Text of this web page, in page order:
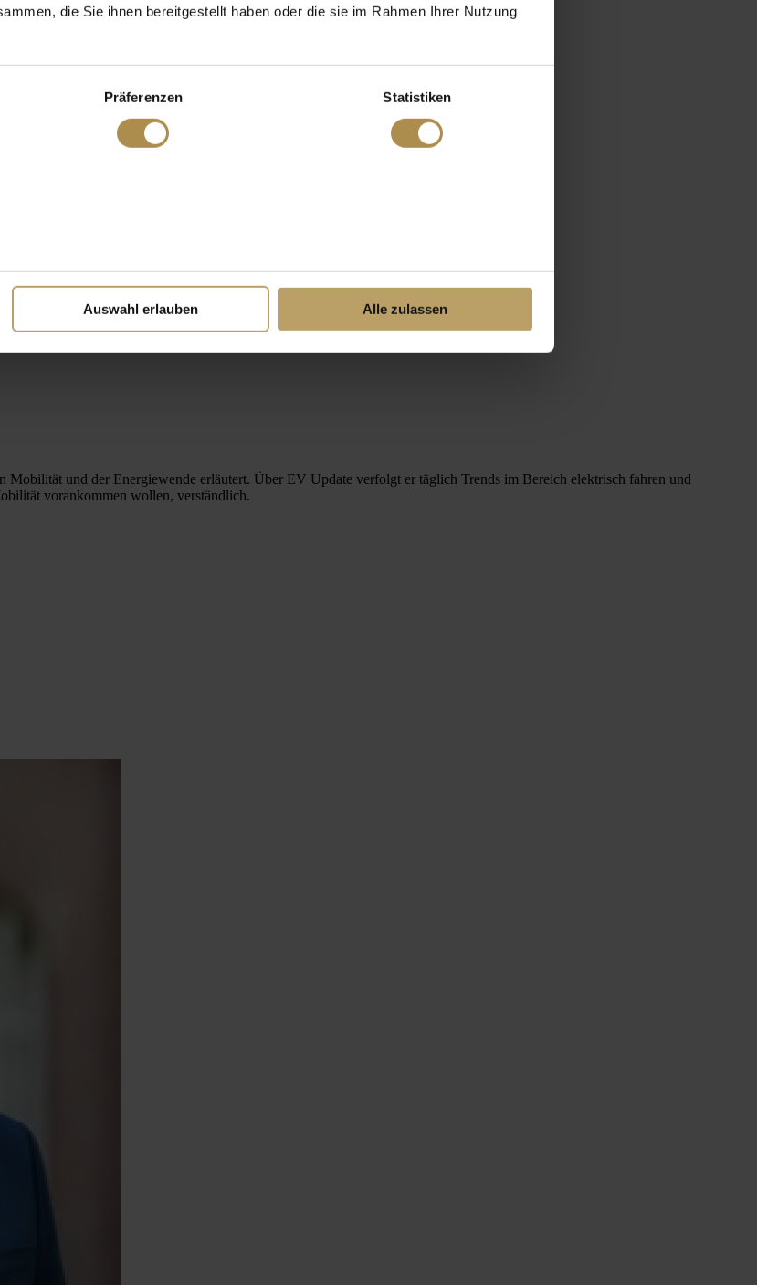
die Sie ihnen bereitgestellt haben oder die sie im Rahmen Ihrer Nutzung
Präferenzen Statistiken
Auswahl erlauben Alle zulassen
Mobilität und der Energiewende erläutert. Über EV Update verfolgt er täglich Trends im Bereich elektrisch fahren und
vorankommen wollen, verständlich.